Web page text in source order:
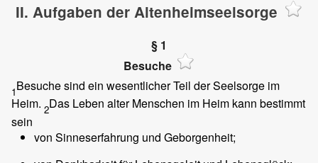
II. Aufgaben der Altenheimseelsorge
§ 1
Besuche
1Besuche sind ein wesentlicher Teil der Seelsorge im
Heim. 2Das Leben alter Menschen im Heim kann bestimmt
sein
von Sinneserfahrung und Geborgenheit;